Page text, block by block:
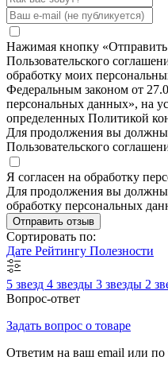
Нажимая кнопку
Пользовательского
обработку моих
Федеральным законом от
персональных данных», на
определенных Политикой
Для продолжения вы должны
Пользовательского
Я согласен на обработку
Для продолжения вы должны
обработку персональных
Отправить отзыв
Сортировать по:
Дате Рейтингу Полезности
5 звезд 4 звезды 3 звезды 2
Вопрос-ответ
Задать вопрос о товаре
Ответим на ваш email или по